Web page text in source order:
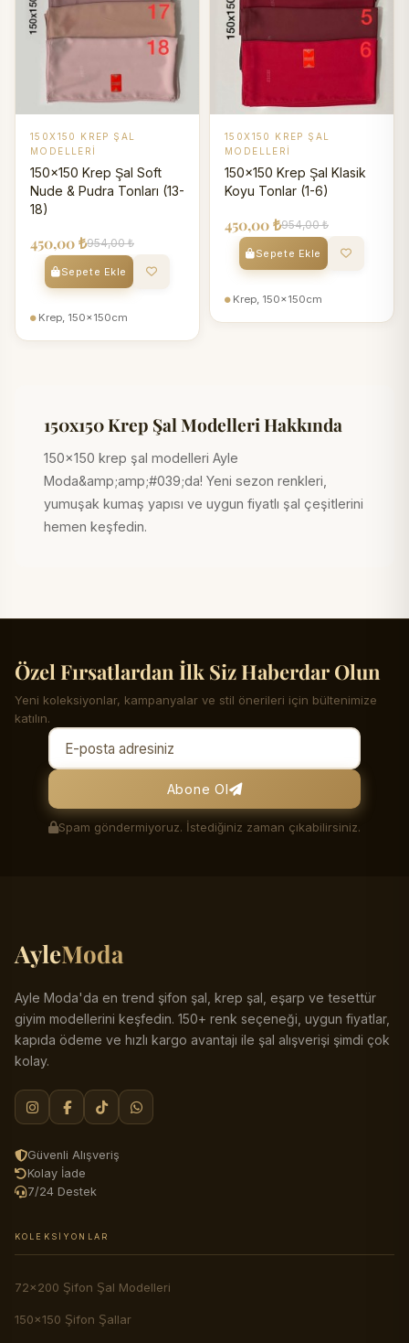
150X150 KREP ŞAL
MODELLERI
150x150 Krep Şal Soft
Nude & Pudra Tonları (13-
18)
450,00 ₺954,00 ₺
Sepete Ekle
Krep, 150x150cm
150X150 KREP ŞAL
MODELLERI
150x150 Krep Şal Klasik
Koyu Tonlar (1-6)
450,00 ₺954,00 ₺
Sepete Ekle
Krep, 150x150cm
150x150 Krep Şal Modelleri Hakkında
150x150 krep şal modelleri Ayle
Moda&amp;amp;#039;da! Yeni sezon renkleri,
yumuşak kumaş yapısı ve uygun fiyatlı şal çeşitlerini
hemen keşfedin.
Özel Fırsatlardan İlk Siz Haberdar Olun
Yeni koleksiyonlar, kampanyalar ve stil önerileri için bültenimize
katılın.
Abone Ol
Spam göndermiyoruz. İstediğiniz zaman çıkabilirsiniz.
AyleModa
Ayle Moda'da en trend şifon şal, krep şal, eşarp ve tesettür
giyim modellerini keşfedin. 150+ renk seçeneği, uygun fiyatlar,
kapıda ödeme ve hızlı kargo avantajı ile şal alışverişi şimdi çok
kolay.
Güvenli Alışveriş
Kolay İade
7/24 Destek
KOLEKSIYONLAR
72x200 Şifon Şal Modelleri
150x150 Şifon Şallar